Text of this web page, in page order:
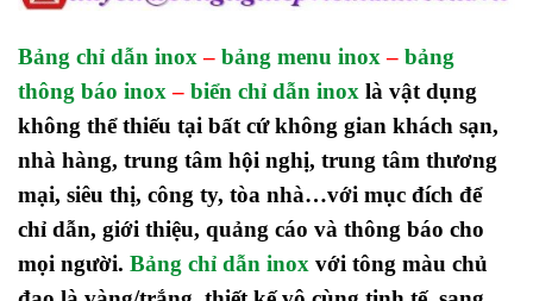
Bảng chỉ dẫn inox – bảng menu inox – bảng
thông báo inox – biển chỉ dẫn inox là vật dụng
không thể thiếu tại bất cứ không gian khách sạn,
nhà hàng, trung tâm hội nghị, trung tâm thương
mại, siêu thị, công ty, tòa nhà…với mục đích để
chỉ dẫn, giới thiệu, quảng cáo và thông báo cho
mọi người. Bảng chỉ dẫn inox với tông màu chủ